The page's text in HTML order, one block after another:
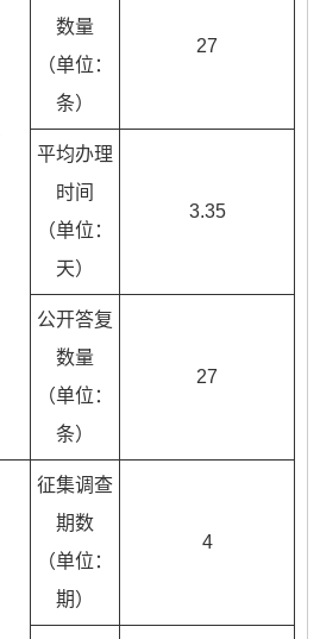
数量
（单位：
条）
27
平均办理
时间
（单位：
天）
3.35
公开答复
数量
（单位：
条）
27
征集调查
期数
（单位：
期）
4